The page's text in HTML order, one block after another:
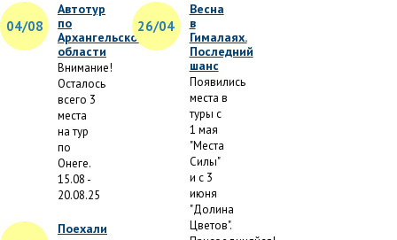
04/08
Автотур
по
Архангельской
области
Внимание!
Осталось
всего 3
места
на тур
по
Онеге.
15.08 -
20.08.25
Поехали
26/04
Весна
в
Гималаях.
Последний
шанс
Появились
места в
туры с
1 мая
"Места
Силы"
и с 3
июня
"Долина
Цветов".